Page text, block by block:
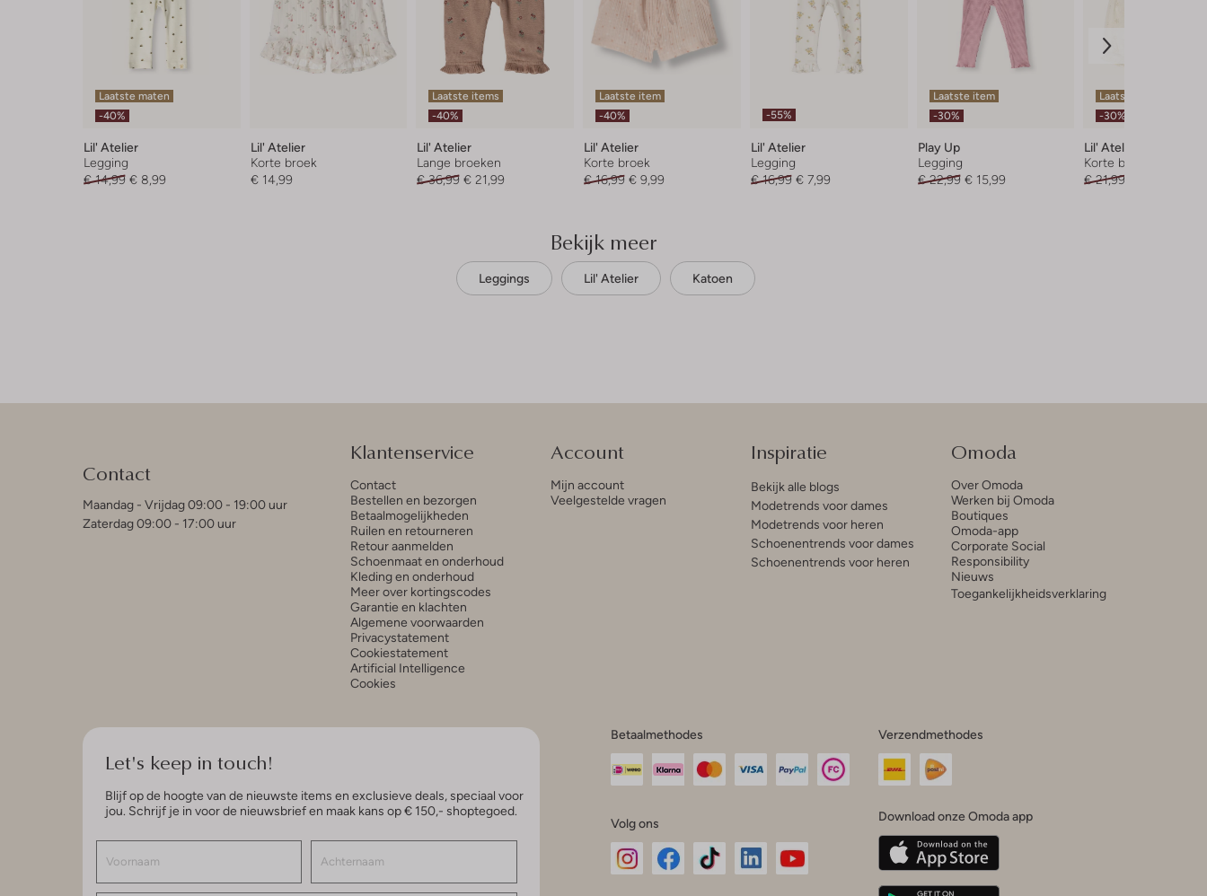
Laatste maten
-40%
Lil' Atelier
Legging
€ 14,99 € 8,99
Lil' Atelier
Korte broek
€ 14,99
Laatste items
-40%
Lil' Atelier
Lange broeken
€ 36,99 € 21,99
Laatste item
-40%
Lil' Atelier
Korte broek
€ 16,99 € 9,99
-55%
Lil' Atelier
Legging
€ 16,99 € 7,99
Laatste item
-30%
Play Up
Legging
€ 22,99 € 15,99
Laatste maten
-30%
Lil' Atelier
Korte broek
€ 21,99
Bekijk meer
Leggings Lil' Atelier Katoen
Contact
Maandag - Vrijdag 09:00 - 19:00 uur
Zaterdag 09:00 - 17:00 uur
Klantenservice
Contact
Bestellen en bezorgen
Betaalmogelijkheden
Ruilen en retourneren
Retour aanmelden
Schoenmaat en onderhoud
Kleding en onderhoud
Meer over kortingscodes
Garantie en klachten
Algemene voorwaarden
Privacystatement
Cookiestatement
Artificial Intelligence
Cookies
Account
Mijn account
Veelgestelde vragen
Inspiratie
Bekijk alle blogs
Modetrends voor dames
Modetrends voor heren
Schoenentrends voor dames
Schoenentrends voor heren
Omoda
Over Omoda
Werken bij Omoda
Boutiques
Omoda-app
Corporate Social
Responsibility
Nieuws
Toegankelijkheidsverklaring
Let's keep in touch!
Blijf op de hoogte van de nieuwste items en exclusieve deals, speciaal voor
jou. Schrijf je in voor de nieuwsbrief en maak kans op € 150,- shoptegoed.
Betaalmethodes
Volg ons
Verzendmethodes
Download onze Omoda app